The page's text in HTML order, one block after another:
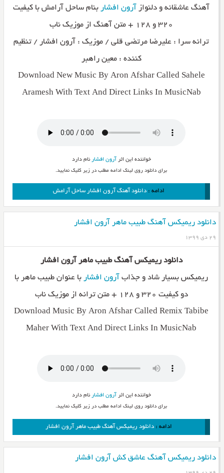
آهنگ عاشقانه و دلنواز آرون افشار بنام ساحل آرامش با کیفیت
۳۲۰ و ۱۲۸ + متن آهنگ از موزیک ناب
ترانه سرا : علیرضا مرتضی قلی / موزیک : آرون افشار / تنظیم
کننده : معین راهبر
Download New Music By Aron Afshar Called Sahele
Aramesh With Text And Direct Links In MusicNab
خواننده این اثر آرون افشار نام دارد
برای دانلود روی لینک ادامه مطلب در زیر کلیک نمایید.
ادامه : دانلود آهنگ آرون افشار ساحل آرامش
دانلود ریمیکس آهنگ طبیب ماهر آرون افشار
۲۹ دی ۱۳۹۹
دانلود ریمیکس آهنگ طبیب ماهر آرون افشار
ریمیکس بسیار شاد و جذاب آرون افشار با عنوان طبیب ماهر با
دو کیفیت ۳۲۰ و ۱۲۸ + متن ترانه از موزیک ناب
Download Music By Aron Afshar Called Remix Tabibe
Maher With Text And Direct Links In MusicNab
خواننده این اثر آرون افشار نام دارد
برای دانلود روی لینک ادامه مطلب در زیر کلیک نمایید.
ادامه : دانلود ریمیکس آهنگ طبیب ماهر آرون افشار
دانلود ریمیکس آهنگ عاشق کش آرون افشار